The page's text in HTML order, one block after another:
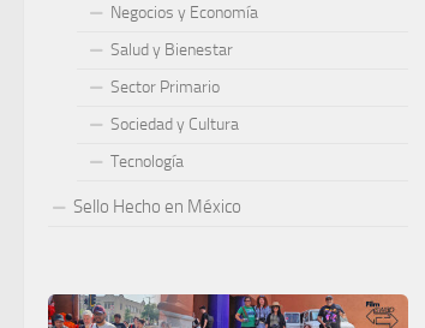
Negocios y Economía
Salud y Bienestar
Sector Primario
Sociedad y Cultura
Tecnología
Sello Hecho en México